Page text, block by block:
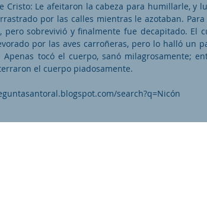
Cristo: Le afeitaron la cabeza para humillarle, y
por las calles mientras le azotaban.
pero sobrevivió y finalmente fue decapitado. El
por las aves carroñeras, pero lo halló un
tocó el cuerpo, sanó milagrosamente;
el cuerpo piadosamente.
search?q=Nicón